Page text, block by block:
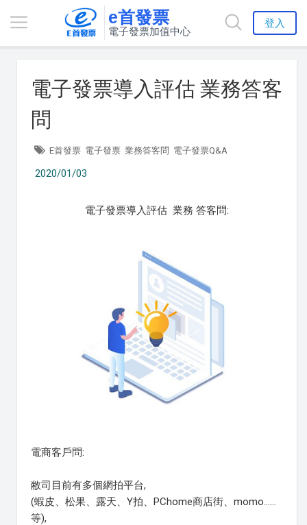
e首發票
電子發票加值中心
登入
電子發票導入評估 業務答客
問
E首發票 電子發票 業務答客問 電子發票Q&A
2020/01/03
電子發票導入評估 業務 答客問:
電商客戶問:
敝司目前有多個網拍平台,
(蝦皮、松果、露天、Y拍、PChome商店街、momo......
等),